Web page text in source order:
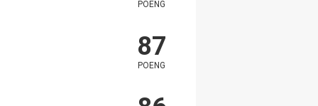
POENG
87
POENG